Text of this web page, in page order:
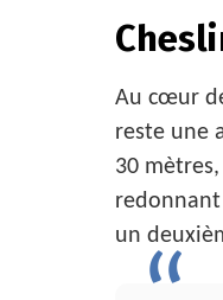
Au cœur
reste une
30
redonnant
un